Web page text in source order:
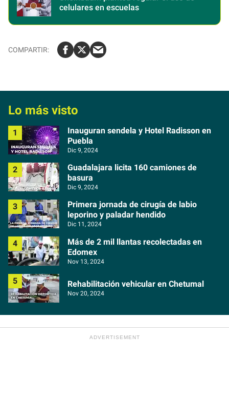
celulares en escuelas
Lo más visto
Inauguran sendela y Hotel Radisson en
Puebla
Dic 9, 2024
Guadalajara licita 160 camiones de
basura
Dic 9, 2024
Primera jornada de cirugía de labio
leporino y paladar hendido
Dic 11, 2024
Más de 2 mil llantas recolectadas en
Edomex
Nov 13, 2024
Rehabilitación vehicular en Chetumal
Nov 20, 2024